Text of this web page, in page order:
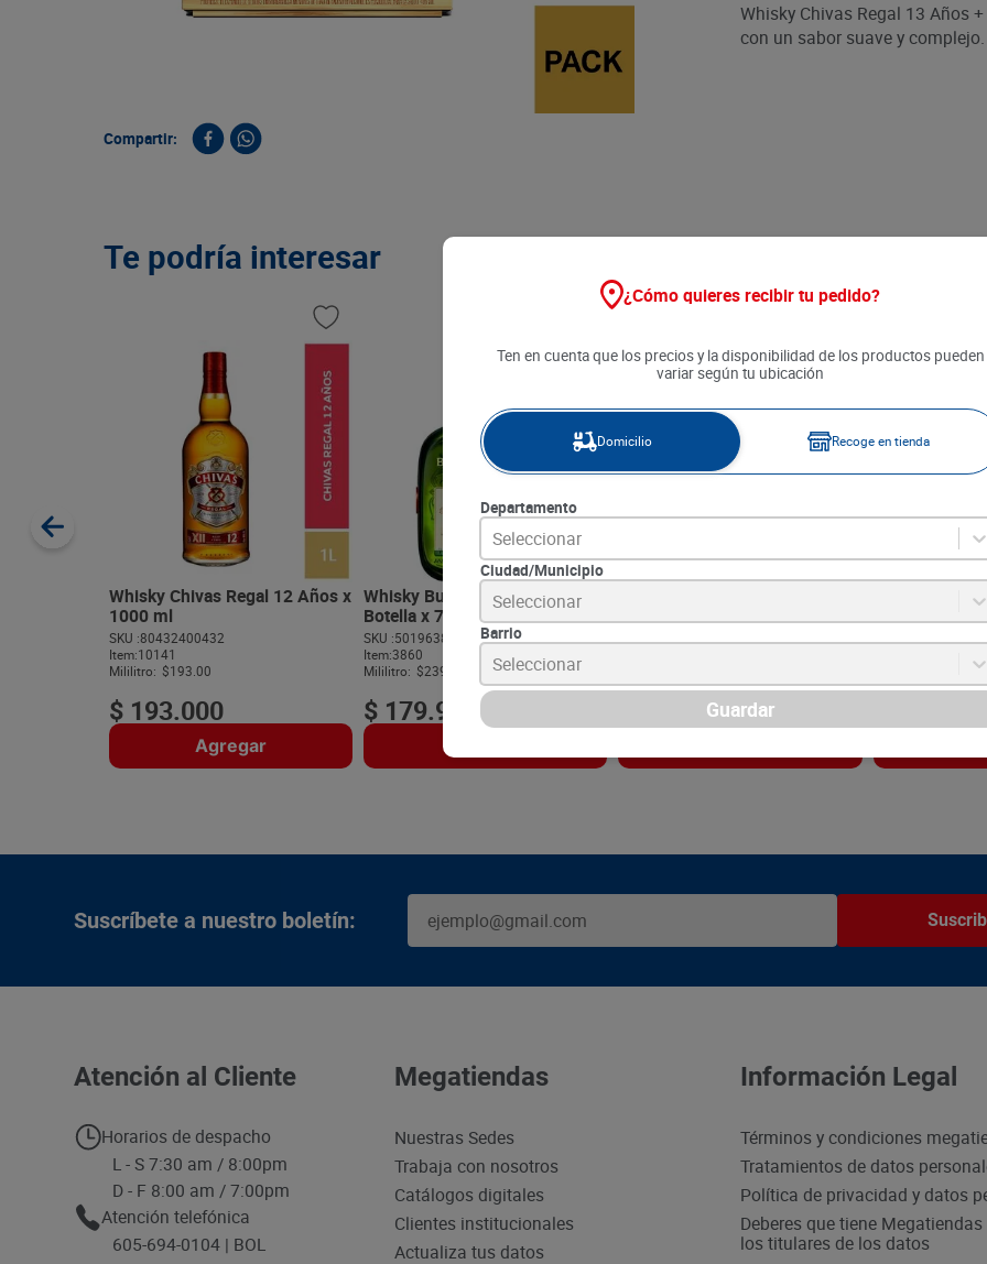
Compartir:
Whisky Chivas Regal 13 Años
con un sabor suave y
Te podría interesar
Whisky Chivas Regal 12 Años x
1000 ml
SKU :80432400432
Item:10141
Mililitro: $193.00
$ 193.000
Agregar
Whisky Buchanan's 12 Años
Botella x 750 ml
SKU :50196388
Item:3860
Mililitro: $239.87
$ 179.900
ml
100
Whisky
lt
Suscríbete a nuestro boletín:
Atención al Cliente
Horarios de despacho
L - S 7:30 am / 8:00pm
D - F 8:00 am / 7:00pm
Atención telefónica
605-694-0104 | BOL
Megatiendas
Nuestras Sedes
Trabaja con nosotros
Catálogos digitales
Clientes institucionales
Actualiza tus datos
Información Legal
Términos y condiciones
Tratamientos de datos
Política de privacidad y datos
Deberes que tiene
los titulares de los datos
¿Cómo quieres recibir tu pedido?
Ten en cuenta que los precios y la disponibilidad de los productos pueden
variar según tu ubicación
Domicilio Recoge en tienda
Departamento
Seleccionar
Ciudad/Municipio
Seleccionar
Barrio
Seleccionar
Guardar